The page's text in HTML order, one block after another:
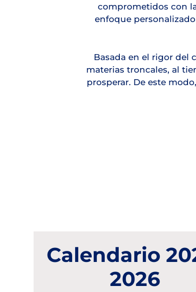
comprometidos con
enfoque
Basada en el rigor del
materias troncales, al
prosperar. De este
Calendario
2026